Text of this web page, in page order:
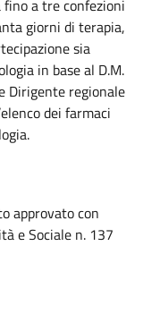
a tre confezioni
giorni di terapia,
sia
in base al D.M.
Dirigente regionale
dei farmaci
approvato con
e Sociale n. 137